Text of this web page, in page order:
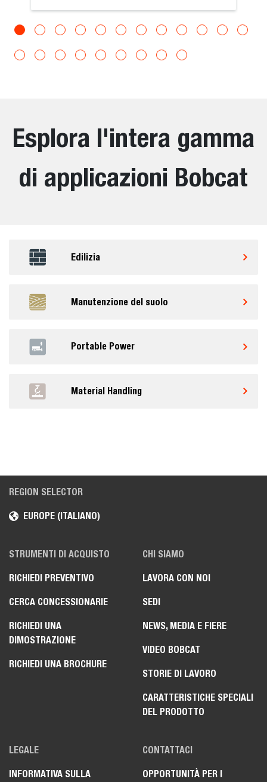
Esplora l'intera gamma
di applicazioni Bobcat
Edilizia
Manutenzione del suolo
Portable Power
Material Handling
REGION SELECTOR
EUROPE (ITALIANO)
STRUMENTI DI ACQUISTO
RICHIEDI PREVENTIVO
CERCA CONCESSIONARIE
RICHIEDI UNA
DIMOSTRAZIONE
RICHIEDI UNA BROCHURE
CHI SIAMO
LAVORA CON NOI
SEDI
NEWS, MEDIA E FIERE
VIDEO BOBCAT
STORIE DI LAVORO
CARATTERISTICHE SPECIALI
DEL PRODOTTO
LEGALE
INFORMATIVA SULLA
CONTATTACI
OPPORTUNITÀ PER I